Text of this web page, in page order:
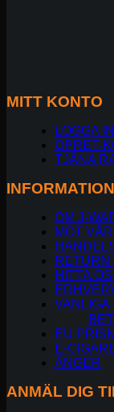
MITT KONTO
LOGGA IN
OPRET-
TJÄNA
INFORMATION
OM J-
MÖT
RETURN
HITTA
VANLIGA
EU
E-
ÅNGER
ANMÄL DIG